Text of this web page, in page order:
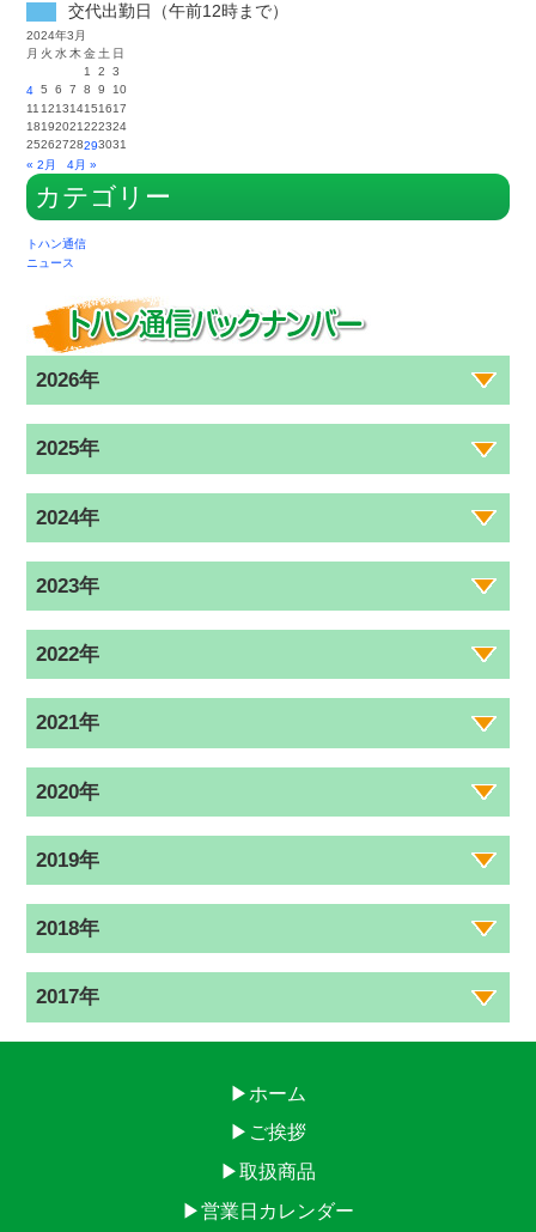
交代出勤日（午前12時まで）
2024年3月
月 火 水 木 金 土 日
1
2
3
4 5 6 7 8 9
10
11 121314151617
18192021222324
25262728293031
« 2月
4月 »
カテゴリー
トハン通信
ニュース
2026年
2025年
2024年
2023年
2022年
2021年
2020年
2019年
2018年
2017年
▶ホーム
▶ご挨拶
▶取扱商品
▶営業日カレンダー